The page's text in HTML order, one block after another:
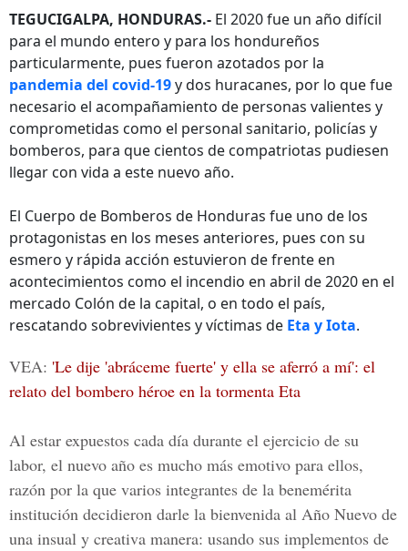
TEGUCIGALPA, HONDURAS.- El 2020 fue un año difícil
para el mundo entero y para los hondureños
particularmente, pues fueron azotados por la
pandemia del covid-19y dos huracanes, por lo que fue
necesario el acompañamiento de personas valientes y
comprometidas como el personal sanitario, policías y
bomberos, para que cientos de compatriotas pudiesen
llegar con vida a este nuevo año.
El Cuerpo de Bomberos de Honduras fue uno de los
protagonistas en los meses anteriores, pues con su
esmero y rápida acción estuvieron de frente en
acontecimientos como el incendio en abril de 2020 en el
mercado Colón de la capital, o en todo el país,
rescatando sobrevivientes y víctimas de Eta y Iota.
VEA: 'Le dije 'abráceme fuerte' y ella se aferró a mí': el
relato del bombero héroe en la tormenta Eta
Al estar expuestos cada día durante el ejercicio de su
labor, el nuevo año es mucho más emotivo para ellos,
razón por la que varios integrantes de la benemérita
institución decidieron darle la bienvenida al Año Nuevo de
una insual y creativa manera: usando sus implementos de